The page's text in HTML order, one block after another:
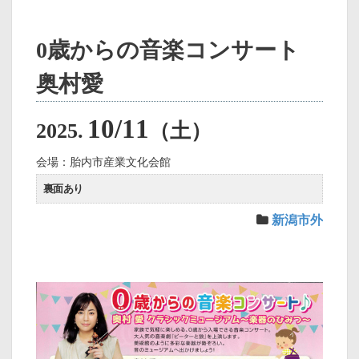
0歳からの音楽コンサート
奥村愛
2025. 10/11 （土）
会場：胎内市産業文化会館
裏面あり
新潟市外